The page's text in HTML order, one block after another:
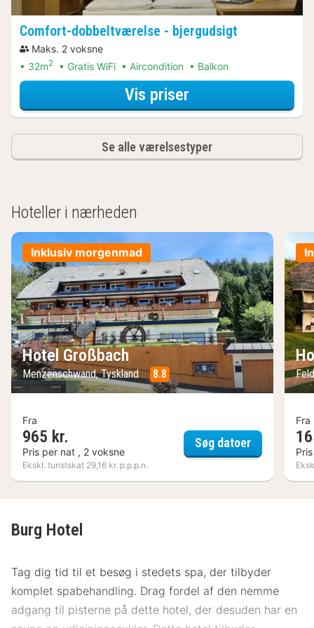
Comfort-dobbeltværelse - bjergudsigt
Maks. 2 voksne
32m2 Gratis WiFi Aircondition Balkon
Vis priser
Se alle værelsestyper
Hoteller i nærheden
Inklusiv morgenmad
Hotel Großbach
Menzenschwand, Tyskland 8.8
Fra
965 kr.
Pris per nat , 2 voksne
Ekskl. turistskat 29,16 kr. p.p.p.n.
Søg datoerHotel
Fra
Burg Hotel
Tag dig tid til et besøg i stedets spa, der tilbyder
komplet spabehandling. Drag fordel af den nemme
adgang til pisterne på dette hotel, der desuden har en